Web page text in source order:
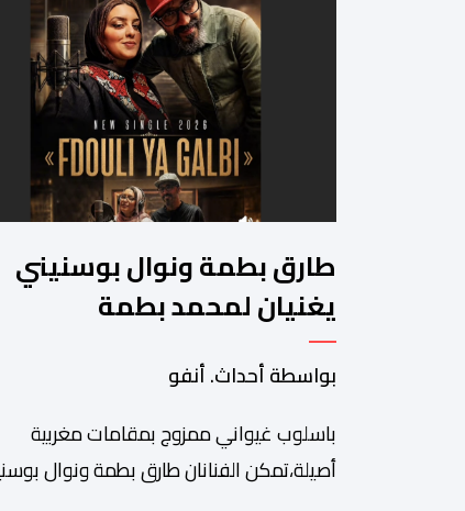
طارق بطمة ونوال بوسنيني
يغنيان لمحمد بطمة
بواسطة أحداث. أنفو
باسلوب غيواني ممزوج بمقامات مغربية
أصيلة،تمكن الفنانان طارق بطمة ونوال